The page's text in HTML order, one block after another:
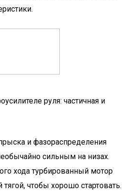
руля: частичная и
и фазораспределения
сильным на низах.
хода турбированный мотор
чтобы хорошо стартовать.